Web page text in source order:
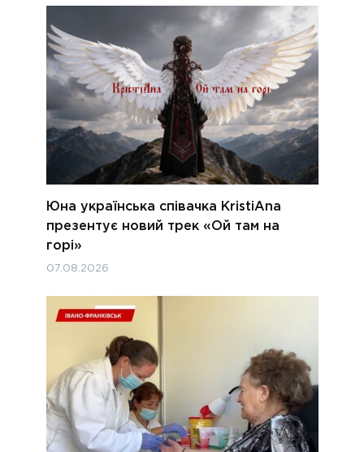
Юна українська співачка KristiAna
презентує новий трек «Ой там на
горі»
07.08.2026